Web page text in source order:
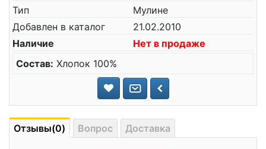
Тип
Мулине
Добавлен в каталог
21.02.2010
Наличие
Нет в продаже
Состав: Хлопок 100%
Отзывы(0) Вопрос Доставка